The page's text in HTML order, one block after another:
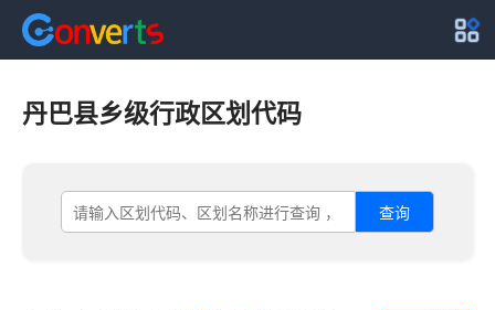
丹巴县乡级行政区划代码
查询